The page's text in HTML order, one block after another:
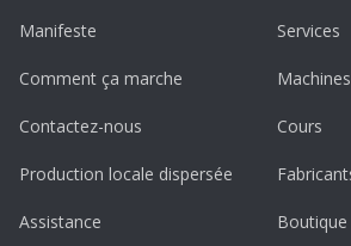
Manifeste
Comment ça marche
Contactez-nous
Production locale dispersée
Assistance
Services
Machines
Cours
Boutique